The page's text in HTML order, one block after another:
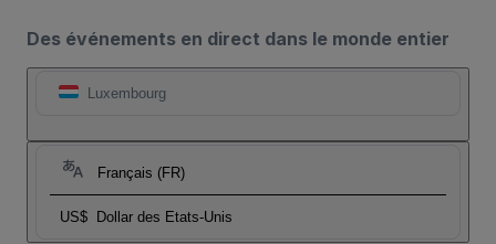
Des événements en direct dans le monde entier
Luxembourg
Français (FR)
US$ Dollar des Etats-Unis